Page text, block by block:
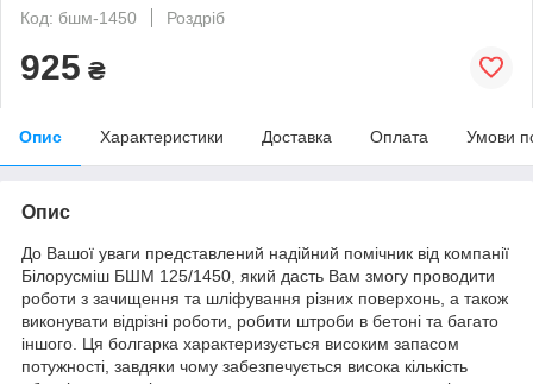
Код: бшм-1450
Роздріб
925 ₴
Опис Характеристики Доставка Оплата Умови
Опис
До Вашої уваги представлений надійний помічник від компанії
Білорусміш БШМ 125/1450, який дасть Вам змогу проводити
роботи з зачищення та шліфування різних поверхонь, а також
виконувати відрізні роботи, робити штроби в бетоні та багато
іншого. Ця болгарка характеризується високим запасом
потужності, завдяки чому забезпечується висока кількість